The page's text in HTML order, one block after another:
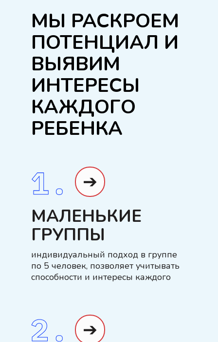
МЫ РАСКРОЕМ
ПОТЕНЦИАЛ И
ВЫЯВИМ
ИНТЕРЕСЫ
КАЖДОГО
РЕБЕНКА
МАЛЕНЬКИЕ
ГРУППЫ
индивидуальный подход в группе
по 5 человек, позволяет учитывать
способности и интересы каждого
➔
➔